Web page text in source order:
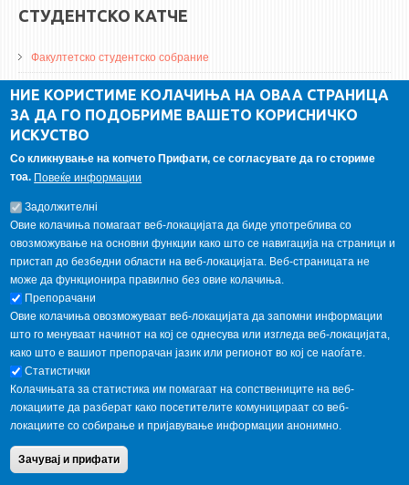
СТУДЕНТСКО КАТЧЕ
Факултетско студентско собрание
ДА Винчи магазин
Алумни асоцијација
ГАЛЕРИЈА
Copyright © 2013 Garnet All Rights Reserved. Designed by
НИЕ КОРИСТИМЕ КОЛАЧИЊА НА ОВАА СТРАНИЦА
ЗА ДА ГО ПОДОБРИМЕ ВАШЕТО КОРИСНИЧКО
ИСКУСТВО
Со кликнување на копчето Прифати, се согласувате да го сториме
тоа. Повеќе информации
Задолжителнi
Овие колачиња помагаат веб-локацијата да биде употреблива со
овозможување на основни функции како што се навигација на страници и
пристап до безбедни области на веб-локацијата. Веб-страницата не
може да функционира правилно без овие колачиња.
Препорачани
Овие колачиња овозможуваат веб-локацијата да запомни информации
што го менуваат начинот на кој се однесува или изгледа веб-локацијата,
како што е вашиот препорачан јазик или регионот во кој се наоѓате.
Статистички
Колачињата за статистика им помагаат на сопствениците на веб-
локациите да разберат како посетителите комуницираат со веб-
локациите со собирање и пријавување информации анонимно.
Зачувај и прифати